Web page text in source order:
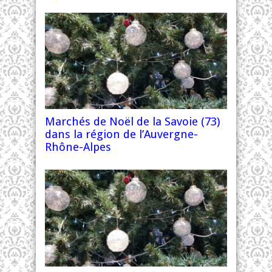
Marchés de Noël de la Savoie (73)
dans la région de l’Auvergne-
Rhône-Alpes